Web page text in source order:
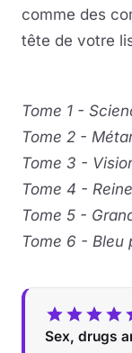
comme des
tête de votre
Tome 1 -
Tome 2 -
Tome 3 -
Tome 4 -
Tome 5 -
Tome 6 - Bleu
Sex, drugs